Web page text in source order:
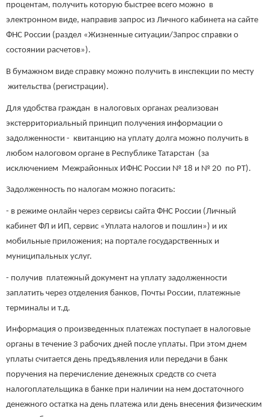
процентам, получить которую быстрее всего можно в
электронном виде, направив запрос из Личного кабинета на сайте
ФНС России (раздел «Жизненные ситуации/Запрос справки о
состоянии расчетов»).
В бумажном виде справку можно получить в инспекции по месту
жительства (регистрации).
Для удобства граждан в налоговых органах реализован
экстерриториальный принцип получения информации о
задолженности - квитанцию на уплату долга можно получить в
любом налоговом органе в Республике Татарстан (за
исключением Межрайонных ИФНС России № 18 и № 20 по РТ).
Задолженность по налогам можно погасить:
- в режиме онлайн через сервисы сайта ФНС России (Личный
кабинет ФЛ и ИП, сервис «Уплата налогов и пошлин») и их
мобильные приложения; на портале государственных и
муниципальных услуг.
- получив платежный документ на уплату задолженности
заплатить через отделения банков, Почты России, платежные
терминалы и т.д.
Информация о произведенных платежах поступает в налоговые
органы в течение 3 рабочих дней после уплаты. При этом днем
уплаты считается день предъявления или передачи в банк
поручения на перечисление денежных средств со счета
налогоплательщика в банке при наличии на нем достаточного
денежного остатка на день платежа или день внесения физическим